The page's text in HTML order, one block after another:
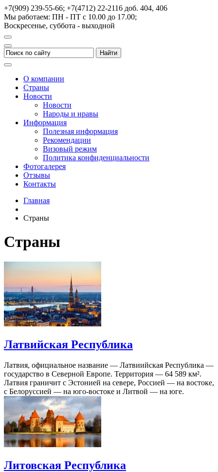
+7(909) 239-55-66; +7(4712) 22-2116 доб. 404, 406
Мы работаем: ПН - ПТ с 10.00 до 17.00;
Воскресенье, суббота - выходной
О компании
Страны
Новости
Новости
Народы и нравы
Информация
Полезная информация
Рекомендации
Визовый режим
Политика конфиденциальности
Фотогалерея
Отзывы
Контакты
Главная
Страны
Страны
Латвийская Республика
Латвия, официальное название — Латвиийская Республика —
государство в Северной Европе. Территория — 64 589 км².
Латвия граничит с Эстонией на севере, Россией — на востоке,
с Белоруссией — на юго-востоке и Литвой — на юге.
Литовская Республика